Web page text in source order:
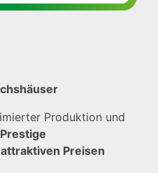
Produktion und
Prestige
Preisen